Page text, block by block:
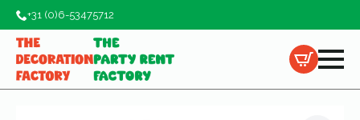
+31 (0)6-53475712